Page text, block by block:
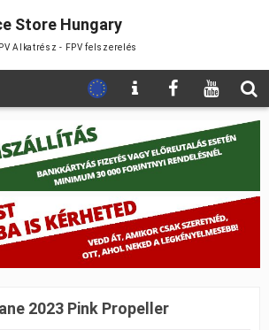
Store Hungary
Alkatrész - FPV felszerelés
2023 Pink Propeller